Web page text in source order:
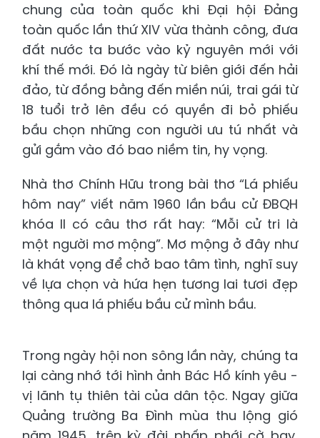
chung của toàn quốc khi Đại hội Đảng
toàn quốc lần thứ XIV vừa thành công, đưa
đất nước ta bước vào kỷ nguyên mới với
khí thế mới. Đó là ngày từ biên giới đến hải
đảo, từ đồng bằng đến miền núi, trai gái từ
18 tuổi trở lên đều có quyền đi bỏ phiếu
bầu chọn những con người ưu tú nhất và
gửi gắm vào đó bao niềm tin, hy vọng.
Nhà thơ Chính Hữu trong bài thơ “Lá phiếu
hôm nay” viết năm 1960 lần bầu cử ĐBQH
khóa II có câu thơ rất hay: “Mỗi cử tri là
một người mơ mộng”. Mơ mộng ở đây như
là khát vọng để chở bao tâm tình, nghĩ suy
về lựa chọn và hứa hẹn tương lai tươi đẹp
thông qua lá phiếu bầu cử mình bầu.
Trong ngày hội non sông lần này, chúng ta
lại càng nhớ tới hình ảnh Bác Hồ kính yêu -
vị lãnh tụ thiên tài của dân tộc. Ngay giữa
Quảng trường Ba Đình mùa thu lộng gió